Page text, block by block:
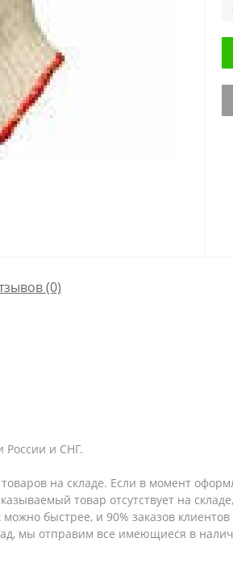
(0)
России и СНГ.
товаров на складе. Если в момент
товар отсутствует на
можно быстрее, и 90% заказов
мы отправим все имеющиеся в